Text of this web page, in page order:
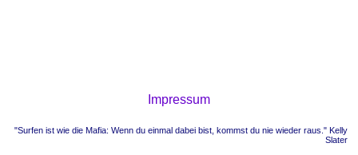
Impressum
"Surfen ist wie die Mafia: Wenn du einmal dabei bist, kommst du nie wieder raus." Kelly
Slater